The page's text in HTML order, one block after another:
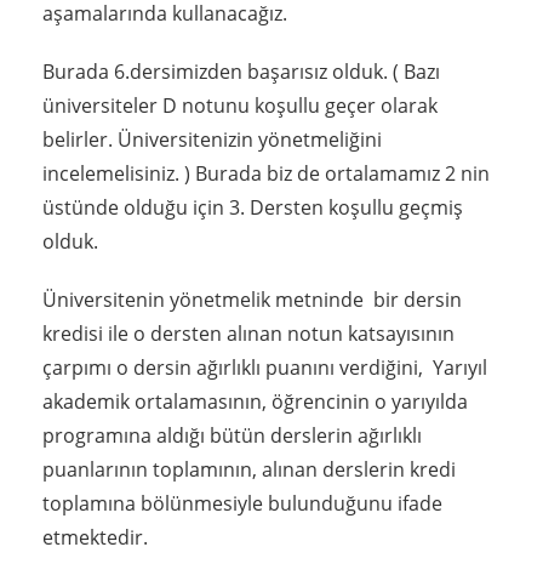
aşamalarında kullanacağız.
Burada 6.dersimizden başarısız olduk. ( Bazı
üniversiteler D notunu koşullu geçer olarak
belirler. Üniversitenizin yönetmeliğini
incelemelisiniz. ) Burada biz de ortalamamız 2 nin
üstünde olduğu için 3. Dersten koşullu geçmiş
olduk.
Üniversitenin yönetmelik metninde bir dersin
kredisi ile o dersten alınan notun katsayısının
çarpımı o dersin ağırlıklı puanını verdiğini, Yarıyıl
akademik ortalamasının, öğrencinin o yarıyılda
programına aldığı bütün derslerin ağırlıklı
puanlarının toplamının, alınan derslerin kredi
toplamına bölünmesiyle bulunduğunu ifade
etmektedir.